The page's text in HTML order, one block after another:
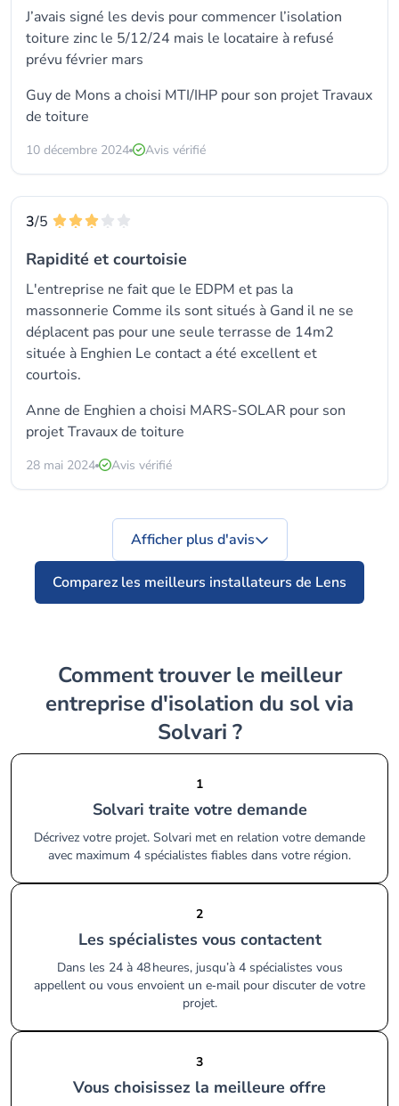
J’avais signé les devis pour commencer l’isolation
toiture zinc le 5/12/24 mais le locataire à refusé
prévu février mars
Guy de Mons a choisi MTI/IHP pour son projet Travaux
de toiture
10 décembre 2024 Avis vérifié
3/5
Rapidité et courtoisie
L'entreprise ne fait que le EDPM et pas la
massonnerie Comme ils sont situés à Gand il ne se
déplacent pas pour une seule terrasse de 14m2
située à Enghien Le contact a été excellent et
courtois.
Anne de Enghien a choisi MARS-SOLAR pour son
projet Travaux de toiture
28 mai 2024 Avis vérifié
Comparez les meilleurs installateurs de Lens
Afficher plus d'avis
Comment trouver le meilleur
entreprise d'isolation du sol via
Solvari ?
1
Solvari traite votre demande
Décrivez votre projet. Solvari met en relation votre demande
avec maximum 4 spécialistes fiables dans votre région.
2
Les spécialistes vous contactent
Dans les 24 à 48 heures, jusqu’à 4 spécialistes vous
appellent ou vous envoient un e‑mail pour discuter de votre
projet.
3
Vous choisissez la meilleure offre